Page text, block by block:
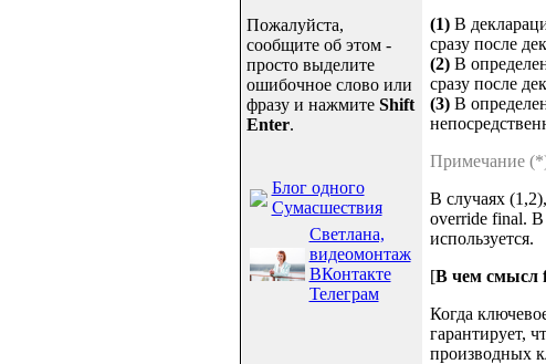
Пожалуйста,
сообщите об этом -
просто выделите
ошибочное слово или
фразу и нажмите Shift
Enter.
Блог одного
Сумасшествия
Светлана,
видеомонтаж
ВКонтакте
Телеграм
(1)В
сразу после
(2)В
сразу после
(3)В
Примечание
В случаях
override final. В
используется.
[В чем смысл
Когда
гарантирует,
производных